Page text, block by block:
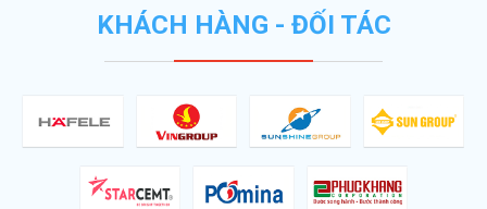
KHÁCH HÀNG - ĐỐI TÁC